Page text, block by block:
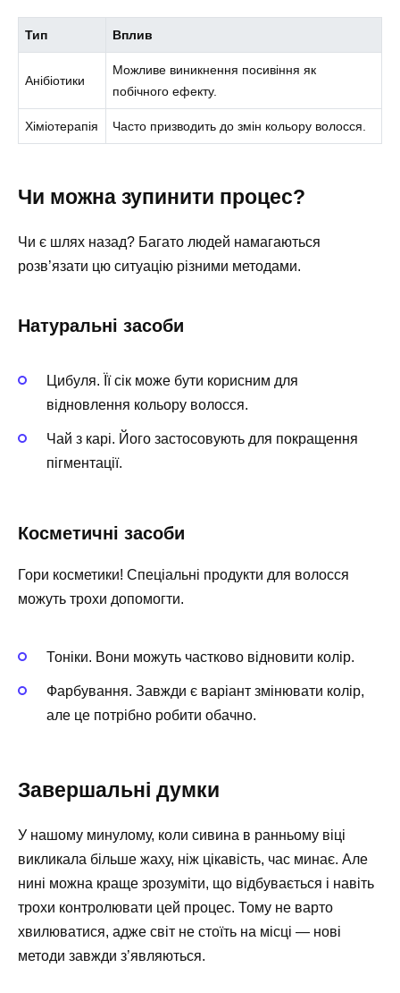
Тип Вплив
Анібіотики
Можливе виникнення посивіння як
побічного ефекту.
Хіміотерапія Часто призводить до змін кольору волосся.
Чи можна зупинити процес?
Чи є шлях назад? Багато людей намагаються
розв’язати цю ситуацію різними методами.
Натуральні засоби
Цибуля. Її сік може бути корисним для
відновлення кольору волосся.
Чай з карі. Його застосовують для покращення
пігментації.
Косметичні засоби
Гори косметики! Спеціальні продукти для волосся
можуть трохи допомогти.
Тоніки. Вони можуть частково відновити колір.
Фарбування. Завжди є варіант змінювати колір,
але це потрібно робити обачно.
Завершальні думки
У нашому минулому, коли сивина в ранньому віці
викликала більше жаху, ніж цікавість, час минає. Але
нині можна краще зрозуміти, що відбувається і навіть
трохи контролювати цей процес. Тому не варто
хвилюватися, адже світ не стоїть на місці — нові
методи завжди з’являються.